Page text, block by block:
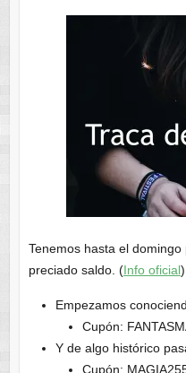
Tenemos hasta el
preciado saldo. (Info oficial)
Empezamos
Cupón:
Y de algo histórico
Cupón: